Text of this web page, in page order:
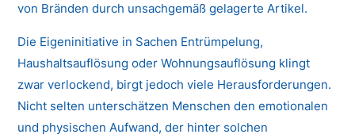
von Bränden durch unsachgemäß gelagerte Artikel.
Die Eigeninitiative in Sachen Entrümpelung,
Haushaltsauflösung oder Wohnungsauflösung klingt
zwar verlockend, birgt jedoch viele Herausforderungen.
Nicht selten unterschätzen Menschen den emotionalen
und physischen Aufwand, der hinter solchen